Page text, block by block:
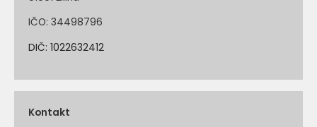
IČO: 34498796
DIČ: 1022632412
Kontakt